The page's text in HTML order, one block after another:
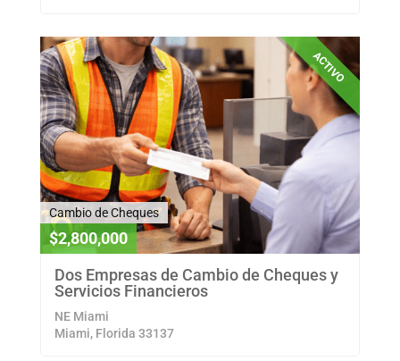
ACTIVO
Cambio de Cheques
$2,800,000
Dos Empresas de Cambio de Cheques y
Servicios Financieros
NE Miami
Miami, Florida 33137